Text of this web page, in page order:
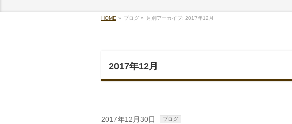
HOME » ブログ » 月別アーカイブ: 2017年12月
2017年12月
2017年12月30日 ブログ